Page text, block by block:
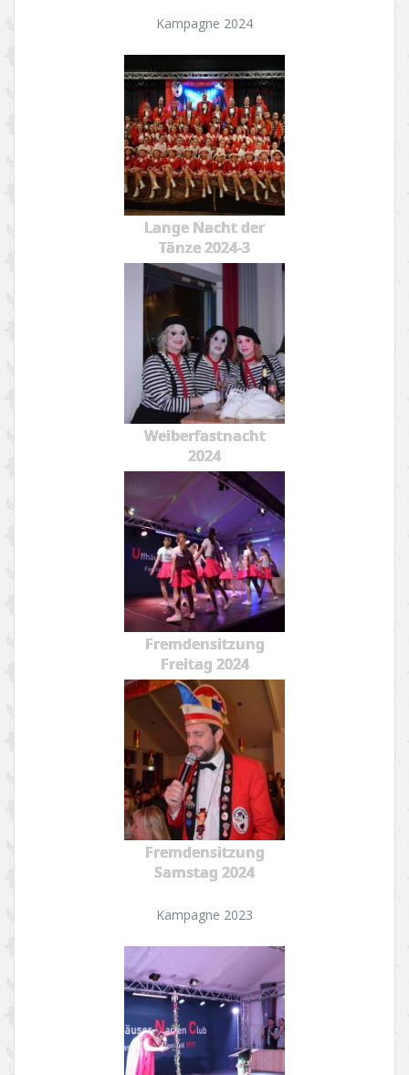
Kampagne 2024
Lange Nacht der
Tänze 2024-3
Weiberfastnacht
2024
Fremdensitzung
Freitag 2024
Fremdensitzung
Samstag 2024
Kampagne 2023